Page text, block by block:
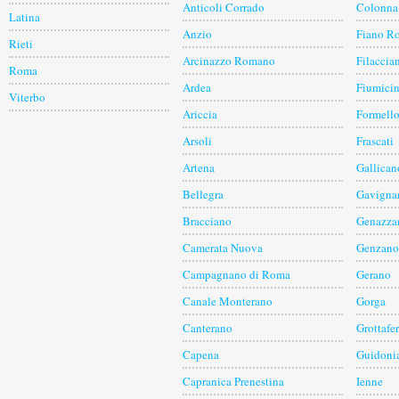
Latina
Rieti
Roma
Viterbo
Anticoli Corrado
Anzio
Arcinazzo Romano
Ardea
Ariccia
Arsoli
Artena
Bellegra
Bracciano
Camerata Nuova
Campagnano di Roma
Canale Monterano
Canterano
Capena
Capranica Prenestina
Colonna
Fiano
Formello
Frascati
Gerano
Gorga
Ienne